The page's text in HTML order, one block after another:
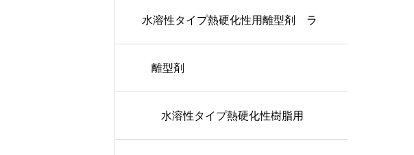
水溶性タイプ熱硬化性用離型剤 ラ
ッシュコート
離型剤
水溶性タイプ熱硬化性樹脂用